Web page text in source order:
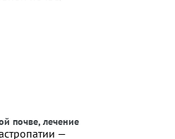
почве, лечение